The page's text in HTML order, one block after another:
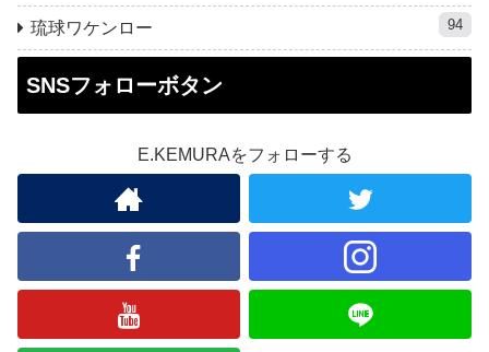
琉球ワケンロー 94
SNSフォローボタン
E.KEMURAをフォローする